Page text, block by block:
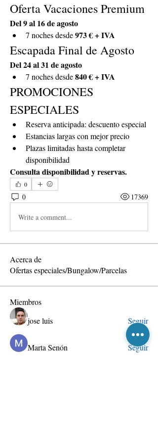
Oferta Vacaciones Premium
Del 9 al 16 de agosto
7 noches desde 973 € + IVA
Escapada Final de Agosto
Del 24 al 31 de agosto
7 noches desde 840 € + IVA
PROMOCIONES
ESPECIALES
Reserva anticipada: descuento especial
Estancias largas con mejor precio
Plazas limitadas hasta completar
disponibilidad
Consulta disponibilidad y reservas.
0
0 17369
Write a comment...
Acerca de
Ofertas especiales/Bungalow/Parcelas
Miembros
jose luis
Seguir
Marta Senón Seguir